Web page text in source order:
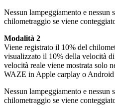
Nessun lampeggiamento e
chilometraggio se viene
Modalità 2
Viene registrato il 10% del
visualizzato il 10% della velocità
velocità reale viene mostrata solo
WAZE in Apple carplay o
Nessun lampeggiamento e
chilometraggio se viene